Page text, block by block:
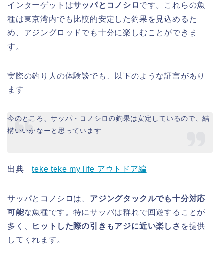
インターゲットはサッパとコノシロ です。これらの魚
種は東京湾内でも比較的安定した釣果を見込めるた
め、アジングロッドでも十分に楽しむことができま
す。
実際の釣り人の体験談でも、以下のような証言があり
ます：
今のところ、サッパ・コノシロの釣果は安定しているので、結
構いいかなーと思っています
出典：teke teke my life アウトドア編
サッパとコノシロは、 アジングタックルでも十分対応
可能な魚種です。特にサッパは群れで回遊することが
多く、
ヒットした際の引きもアジに近い楽しさ を提供
してくれます。